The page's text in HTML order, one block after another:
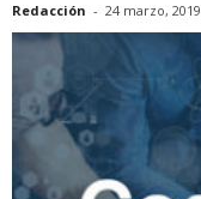
Redacción - 24 marzo, 2019